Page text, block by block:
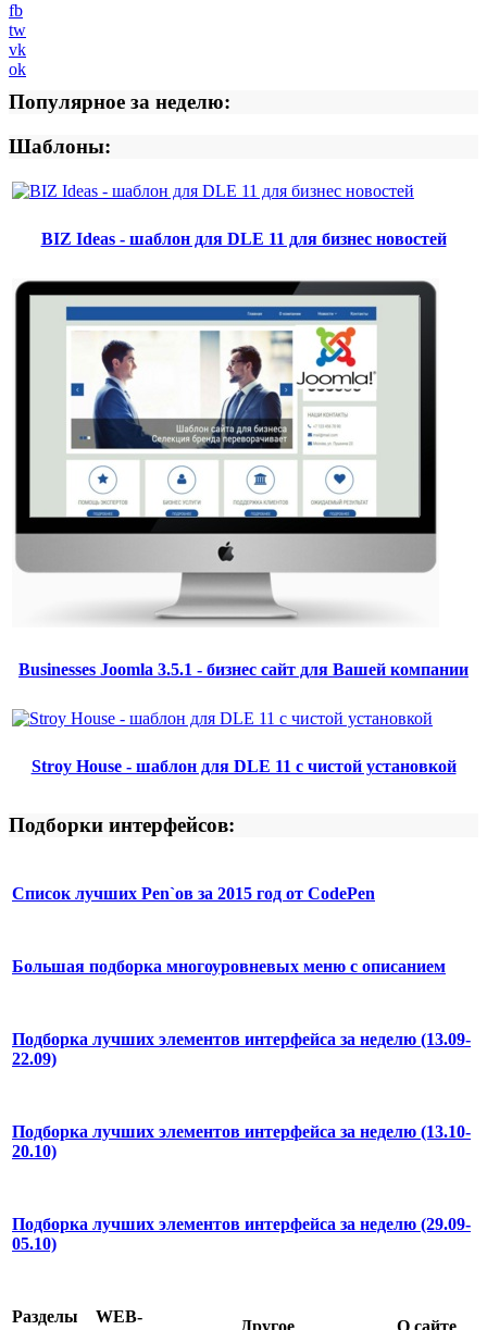
fb
tw
vk
ok
Популярное за неделю:
Шаблоны:
BIZ Ideas - шаблон для DLE 11 для бизнес новостей
Businesses Joomla 3.5.1 - бизнес сайт для Вашей компании
Stroy House - шаблон для DLE 11 с чистой установкой
Подборки интерфейсов:
Список лучших Pen`ов за 2015 год от CodePen
Большая подборка многоуровневых меню с описанием
Подборка лучших элементов интерфейса за неделю (13.09-
22.09)
Подборка лучших элементов интерфейса за неделю (13.10-
20.10)
Подборка лучших элементов интерфейса за неделю (29.09-
05.10)
Разделы
WEB-